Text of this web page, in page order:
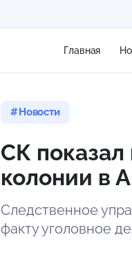
Главная
Новости
СК показал
колонии в
Следственное
факту уголовное